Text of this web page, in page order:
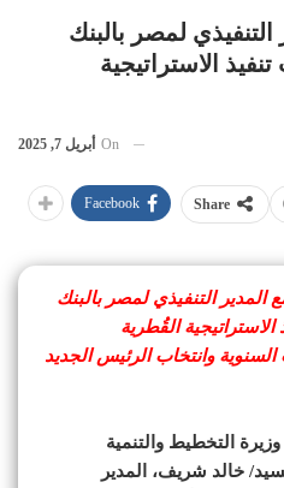
لمصر بالبنك
الاستراتيجية
On أبريل 7, 2025
Share
Facebook
المدير التنفيذي لمصر بالبنك
القُطرية
السنوية وانتخاب الرئيس الجديد
التخطيط والتنمية
خالد شريف، المدير